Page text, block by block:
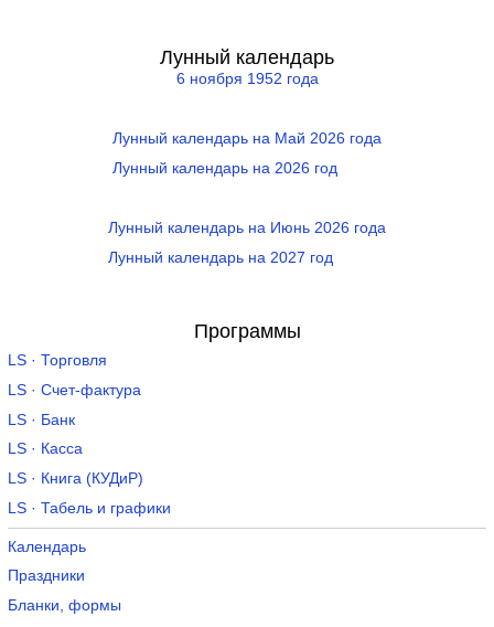
Лунный календарь
6 ноября 1952 года
Лунный календарь на Май 2026 года
Лунный календарь на 2026 год
Лунный календарь на Июнь 2026 года
Лунный календарь на 2027 год
Программы
LS · Торговля
LS · Счет-фактура
LS · Банк
LS · Касса
LS · Книга (КУДиР)
LS · Табель и графики
Календарь
Праздники
Бланки, формы